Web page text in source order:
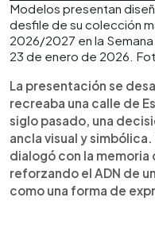
Modelos presentan
desfile de su colección
2026/2027 en la
23 de enero de 2026.
La presentación se
recreaba una calle de
siglo pasado, una
ancla visual y
dialogó con la memoria
reforzando el ADN de
como una forma de